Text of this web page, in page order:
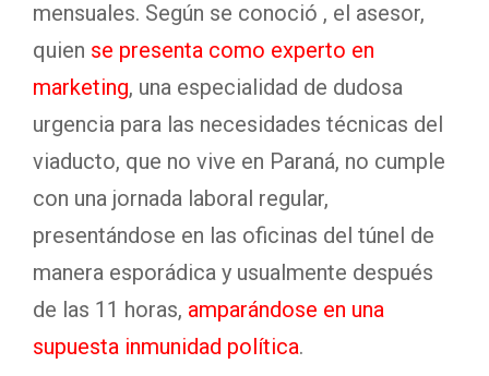
mensuales. Según se conoció , el asesor,
quien se presenta como experto en
marketing, una especialidad de dudosa
urgencia para las necesidades técnicas del
viaducto, que no vive en Paraná, no cumple
con una jornada laboral regular,
presentándose en las oficinas del túnel de
manera esporádica y usualmente después
de las 11 horas, amparándose en una
supuesta inmunidad política.